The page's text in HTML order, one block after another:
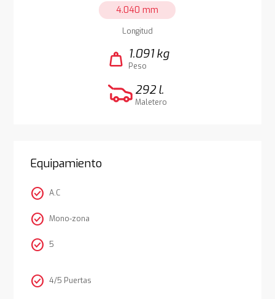
4.040 mm
Longitud
weight 1.091 kg
Peso
292 l.
Maletero
Equipamiento
check_circle A.C
check_circle Mono-zona
check_circle 5
check_circle 4/5 Puertas